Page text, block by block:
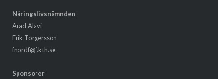
Näringslivsnämnden
Arad Alavi
Erik Torgersson
fnordf@f.kth.se
Sponsorer